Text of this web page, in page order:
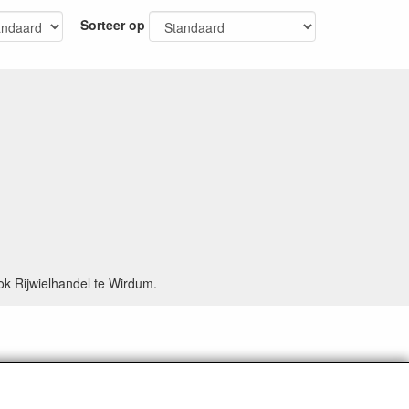
Sorteer op
Rijwielhandel te Wirdum.